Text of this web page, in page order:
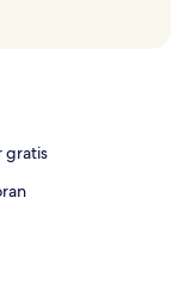
gratis